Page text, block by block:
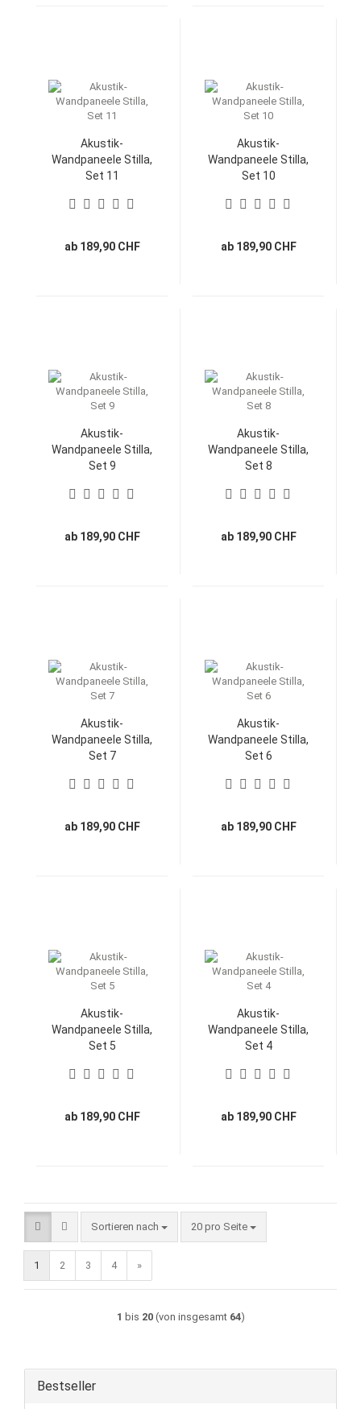
Akustik-
Wandpaneele Stilla,
Set 11
ab 189,90 CHF
Akustik-
Wandpaneele Stilla,
Set 10
ab 189,90 CHF
Akustik-
Wandpaneele Stilla,
Set 9
ab 189,90 CHF
Akustik-
Wandpaneele Stilla,
Set 8
ab 189,90 CHF
Akustik-
Wandpaneele Stilla,
Set 7
ab 189,90 CHF
Akustik-
Wandpaneele Stilla,
Set 6
ab 189,90 CHF
Akustik-
Wandpaneele Stilla,
Set 5
ab 189,90 CHF
Akustik-
Wandpaneele Stilla,
Set 4
ab 189,90 CHF
Sortieren nach
Sortieren nach 20 pro Seite
pro Seite
1 2 3 4 »
1 bis 20(von insgesamt 64)
Bestseller